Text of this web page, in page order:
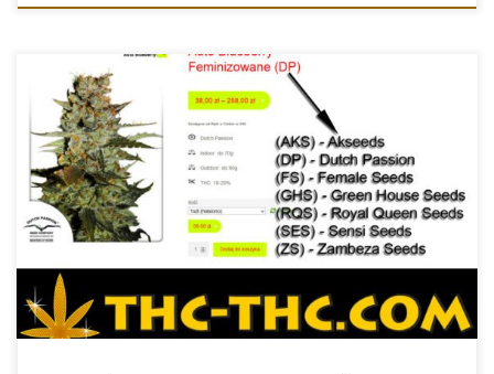
W ostatnim czasie wprowadziliśmy do nazw poszczególnych
nasion marihuany skróty, […]